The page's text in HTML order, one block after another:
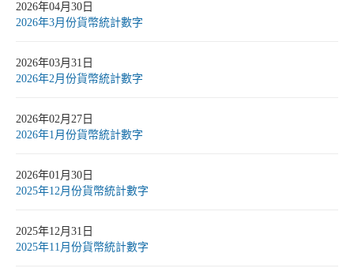
2026年04月30日
2026年3月份貨幣統計數字
2026年03月31日
2026年2月份貨幣統計數字
2026年02月27日
2026年1月份貨幣統計數字
2026年01月30日
2025年12月份貨幣統計數字
2025年12月31日
2025年11月份貨幣統計數字